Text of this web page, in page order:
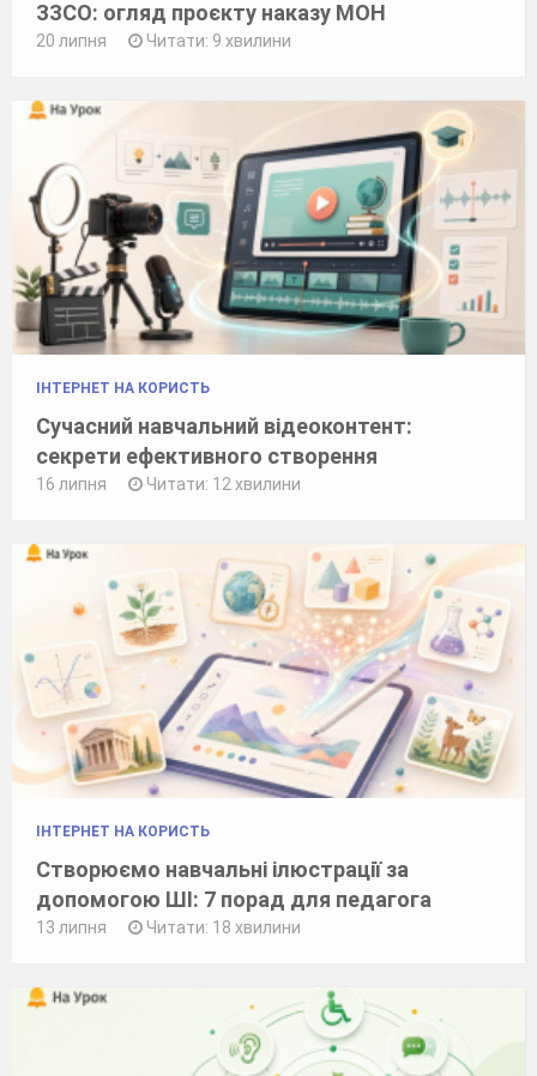
ЗЗСО: огляд проєкту наказу МОН
20 липня Читати: 9 хвилини
ІНТЕРНЕТ НА КОРИСТЬ
Сучасний навчальний відеоконтент:
секрети ефективного створення
16 липня Читати: 12 хвилини
ІНТЕРНЕТ НА КОРИСТЬ
Створюємо навчальні ілюстрації за
допомогою ШІ: 7 порад для педагога
13 липня Читати: 18 хвилини